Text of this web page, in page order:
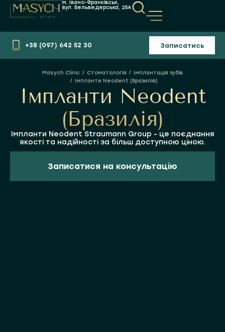
м. Івано-Франківськ,
вул. Бельведерська, 25А
+38 (097) 642 52 30 Записатись
Стоматологія
Імплантація зубів
Імпланти Neodent (Бразилія)
Імпланти Neodent
(Бразилія)
Імпланти Neodent Straumann Group - це поєднання
якості та надійності за більш доступною ціною.
Записатися на консультацію